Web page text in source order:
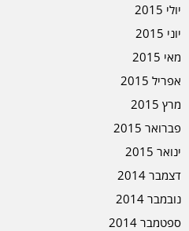
יולי 2015
יוני 2015
מאי 2015
אפריל 2015
מרץ 2015
פברואר 2015
ינואר 2015
דצמבר 2014
נובמבר 2014
ספטמבר 2014